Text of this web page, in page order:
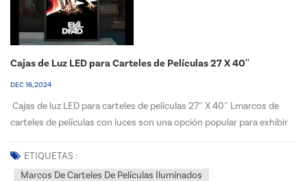
Cajas de Luz LED para Carteles de Películas 27 X 40''
DEC 16, 2024
Cajas de luz LED para carteles de películas 27″ X 40″ Lmarcos de
carteles de películas con luces son una opción popular para exhibir
carteles de películas debido a su diseño elegante y su iluminación
vibrante. Cuando se trata de exhibir carteles de películas de 27″ x
40″ de tamaño, querrá...
ETIQUETAS :
Marcos De Carteles De Películas Iluminados